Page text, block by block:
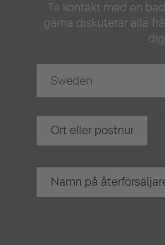
Ta kontakt med en
gärna diskuterar alla
Sweden